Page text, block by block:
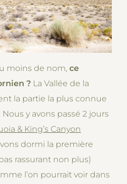
moins de nom, ce
? La Vallée de la
la partie la plus connue
y avons passé 2 jours
& King’s Canyon
dormi la première
rassurant non plus)
l’on pourrait voir dans